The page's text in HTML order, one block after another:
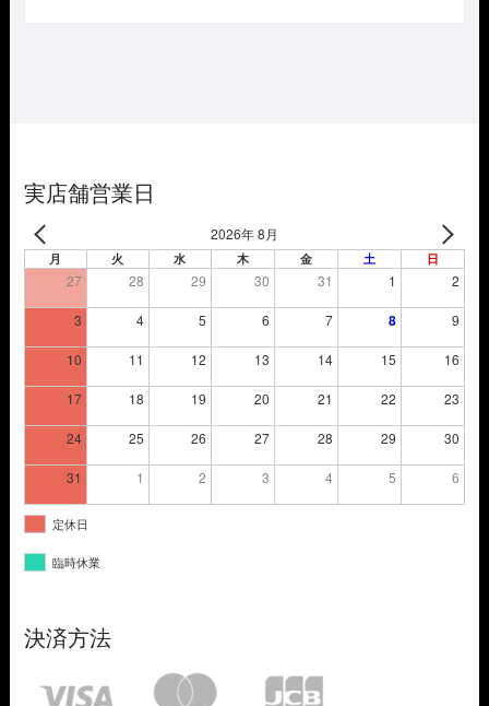
実店舗営業日
2026年 8月
月 火 水 木 金 土 日
27 28 29 30 31 1 2
3 4 5 6 7 8 9
10 11 12 13 14 15 16
17 18 19 20 21 22 23
24 25 26 27 28 29 30
31 1 2 3 4 5 6
定休日
臨時休業
決済方法